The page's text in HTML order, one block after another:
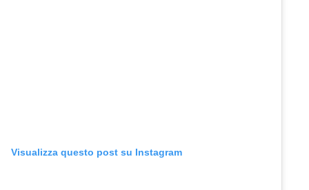
Visualizza questo post su Instagram